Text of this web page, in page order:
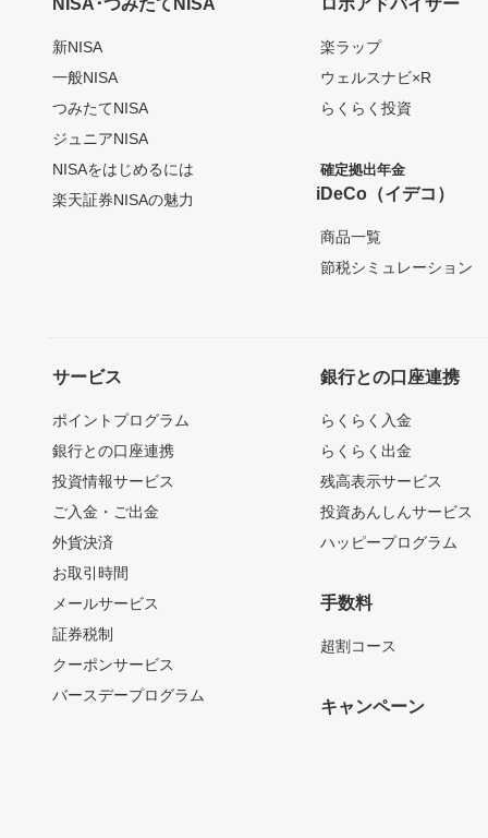
NISA･つみたてNISA
新NISA
一般NISA
つみたてNISA
ジュニアNISA
NISAをはじめるには
楽天証券NISAの魅力
ロボアドバイザー
楽ラップ
ウェルスナビ×R
らくらく投資
確定拠出年金
iDeCo（イデコ）
商品一覧
節税シミュレーション
サービス
ポイントプログラム
銀行との口座連携
投資情報サービス
ご入金・ご出金
外貨決済
お取引時間
メールサービス
証券税制
クーポンサービス
バースデープログラム
銀行との口座連携
らくらく入金
らくらく出金
残高表示サービス
投資あんしんサービス
ハッピープログラム
手数料
超割コース
キャンペーン